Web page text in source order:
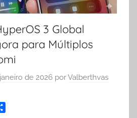
3 Global
para Múltiplos
de 2026 porValberthvas